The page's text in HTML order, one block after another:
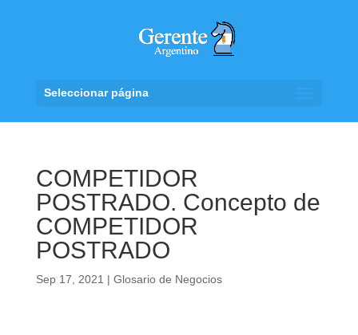
Seleccionar página
COMPETIDOR
POSTRADO. Concepto de
COMPETIDOR
POSTRADO
Sep 17, 2021 | Glosario de Negocios